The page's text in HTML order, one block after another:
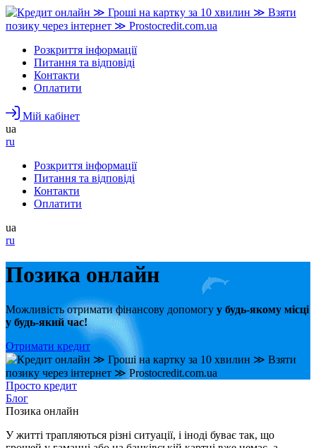
Розкриття інформації
Питання та відповіді
Контакти
Оплатити
Мій кабінет
ua
ru
Розкриття інформації
Питання та відповіді
Контакти
Оплатити
ua
ru
Позика онлайн
Можливість отримати фінансову допомогу у будь-якому місці
у будь-який час!
Отримати кредит
Просто кредит
Блог
Позика онлайн
У житті трапляються різні ситуації, і іноді буває так, що